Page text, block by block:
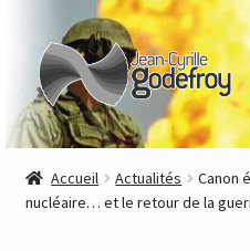
Aller
la
navigation
Aller
au
contenu
Accueil
Nos collections
Accueil Actualités
Canon
nucléaire… et le retour de la